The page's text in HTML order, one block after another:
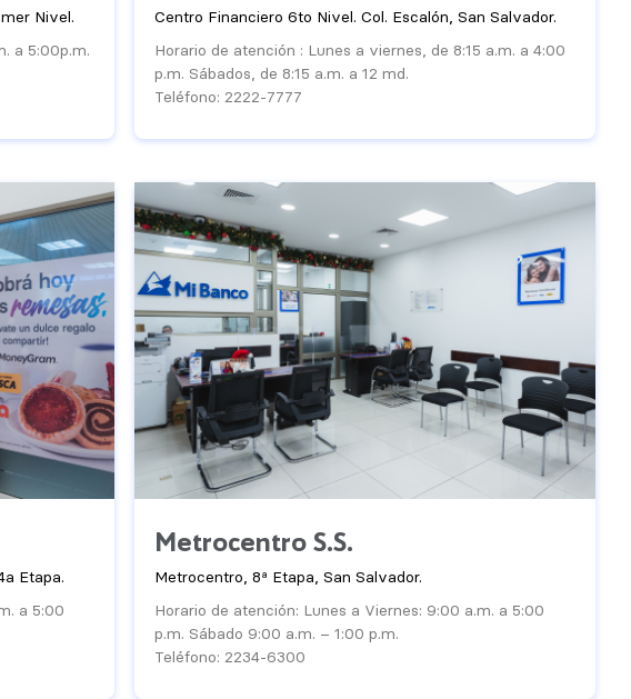
Nivel.
a 5:00p.m.
Centro Financiero 6to Nivel. Col. Escalón, San Salvador.
Horario de atención : Lunes a viernes, de 8:15 a.m. a 4:00
p.m. Sábados, de 8:15 a.m. a 12 md.
Teléfono: 2222-7777
Etapa.
a 5:00
Metrocentro S.S.
Metrocentro, 8ª Etapa, San Salvador.
Horario de atención: Lunes a Viernes: 9:00 a.m. a 5:00
p.m. Sábado 9:00 a.m. – 1:00 p.m.
Teléfono: 2234-6300